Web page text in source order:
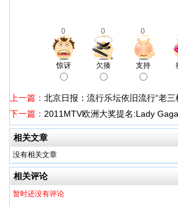
0 0 0
惊讶 欠揍 支持
上一篇： 北京日报：流行乐坛依旧流行“老三
下一篇： 2011MTV欧洲大奖提名:Lady
相关文章
没有相关文章
相关评论
暂时还没有评论